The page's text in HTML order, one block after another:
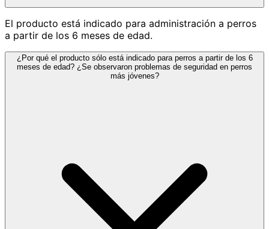
El producto está indicado para administración a perros
a partir de los 6 meses de edad.
¿Por qué el producto sólo está indicado para perros a partir de los 6
meses de edad? ¿Se observaron problemas de seguridad en perros
más jóvenes?